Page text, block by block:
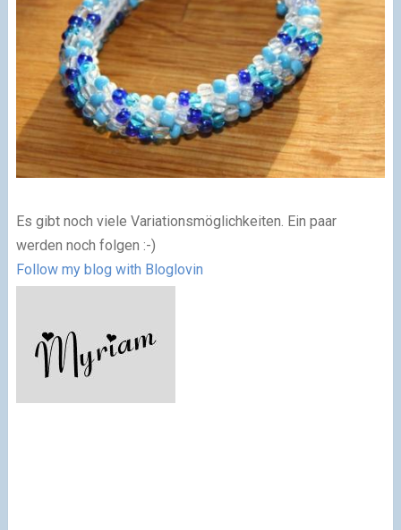
Es gibt noch viele Variationsmöglichkeiten. Ein paar
werden noch folgen :-)
Follow my blog with Bloglovin